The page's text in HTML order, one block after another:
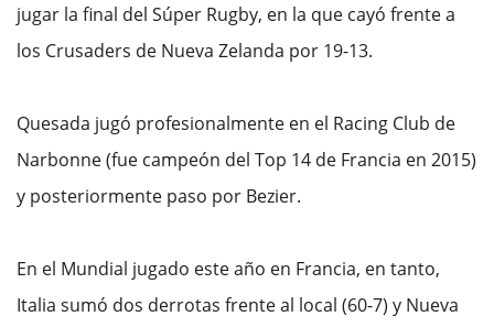
jugar la final del Súper Rugby, en la que cayó frente a
los Crusaders de Nueva Zelanda por 19-13.
Quesada jugó profesionalmente en el Racing Club de
Narbonne (fue campeón del Top 14 de Francia en 2015)
y posteriormente paso por Bezier.
En el Mundial jugado este año en Francia, en tanto,
Italia sumó dos derrotas frente al local (60-7) y Nueva